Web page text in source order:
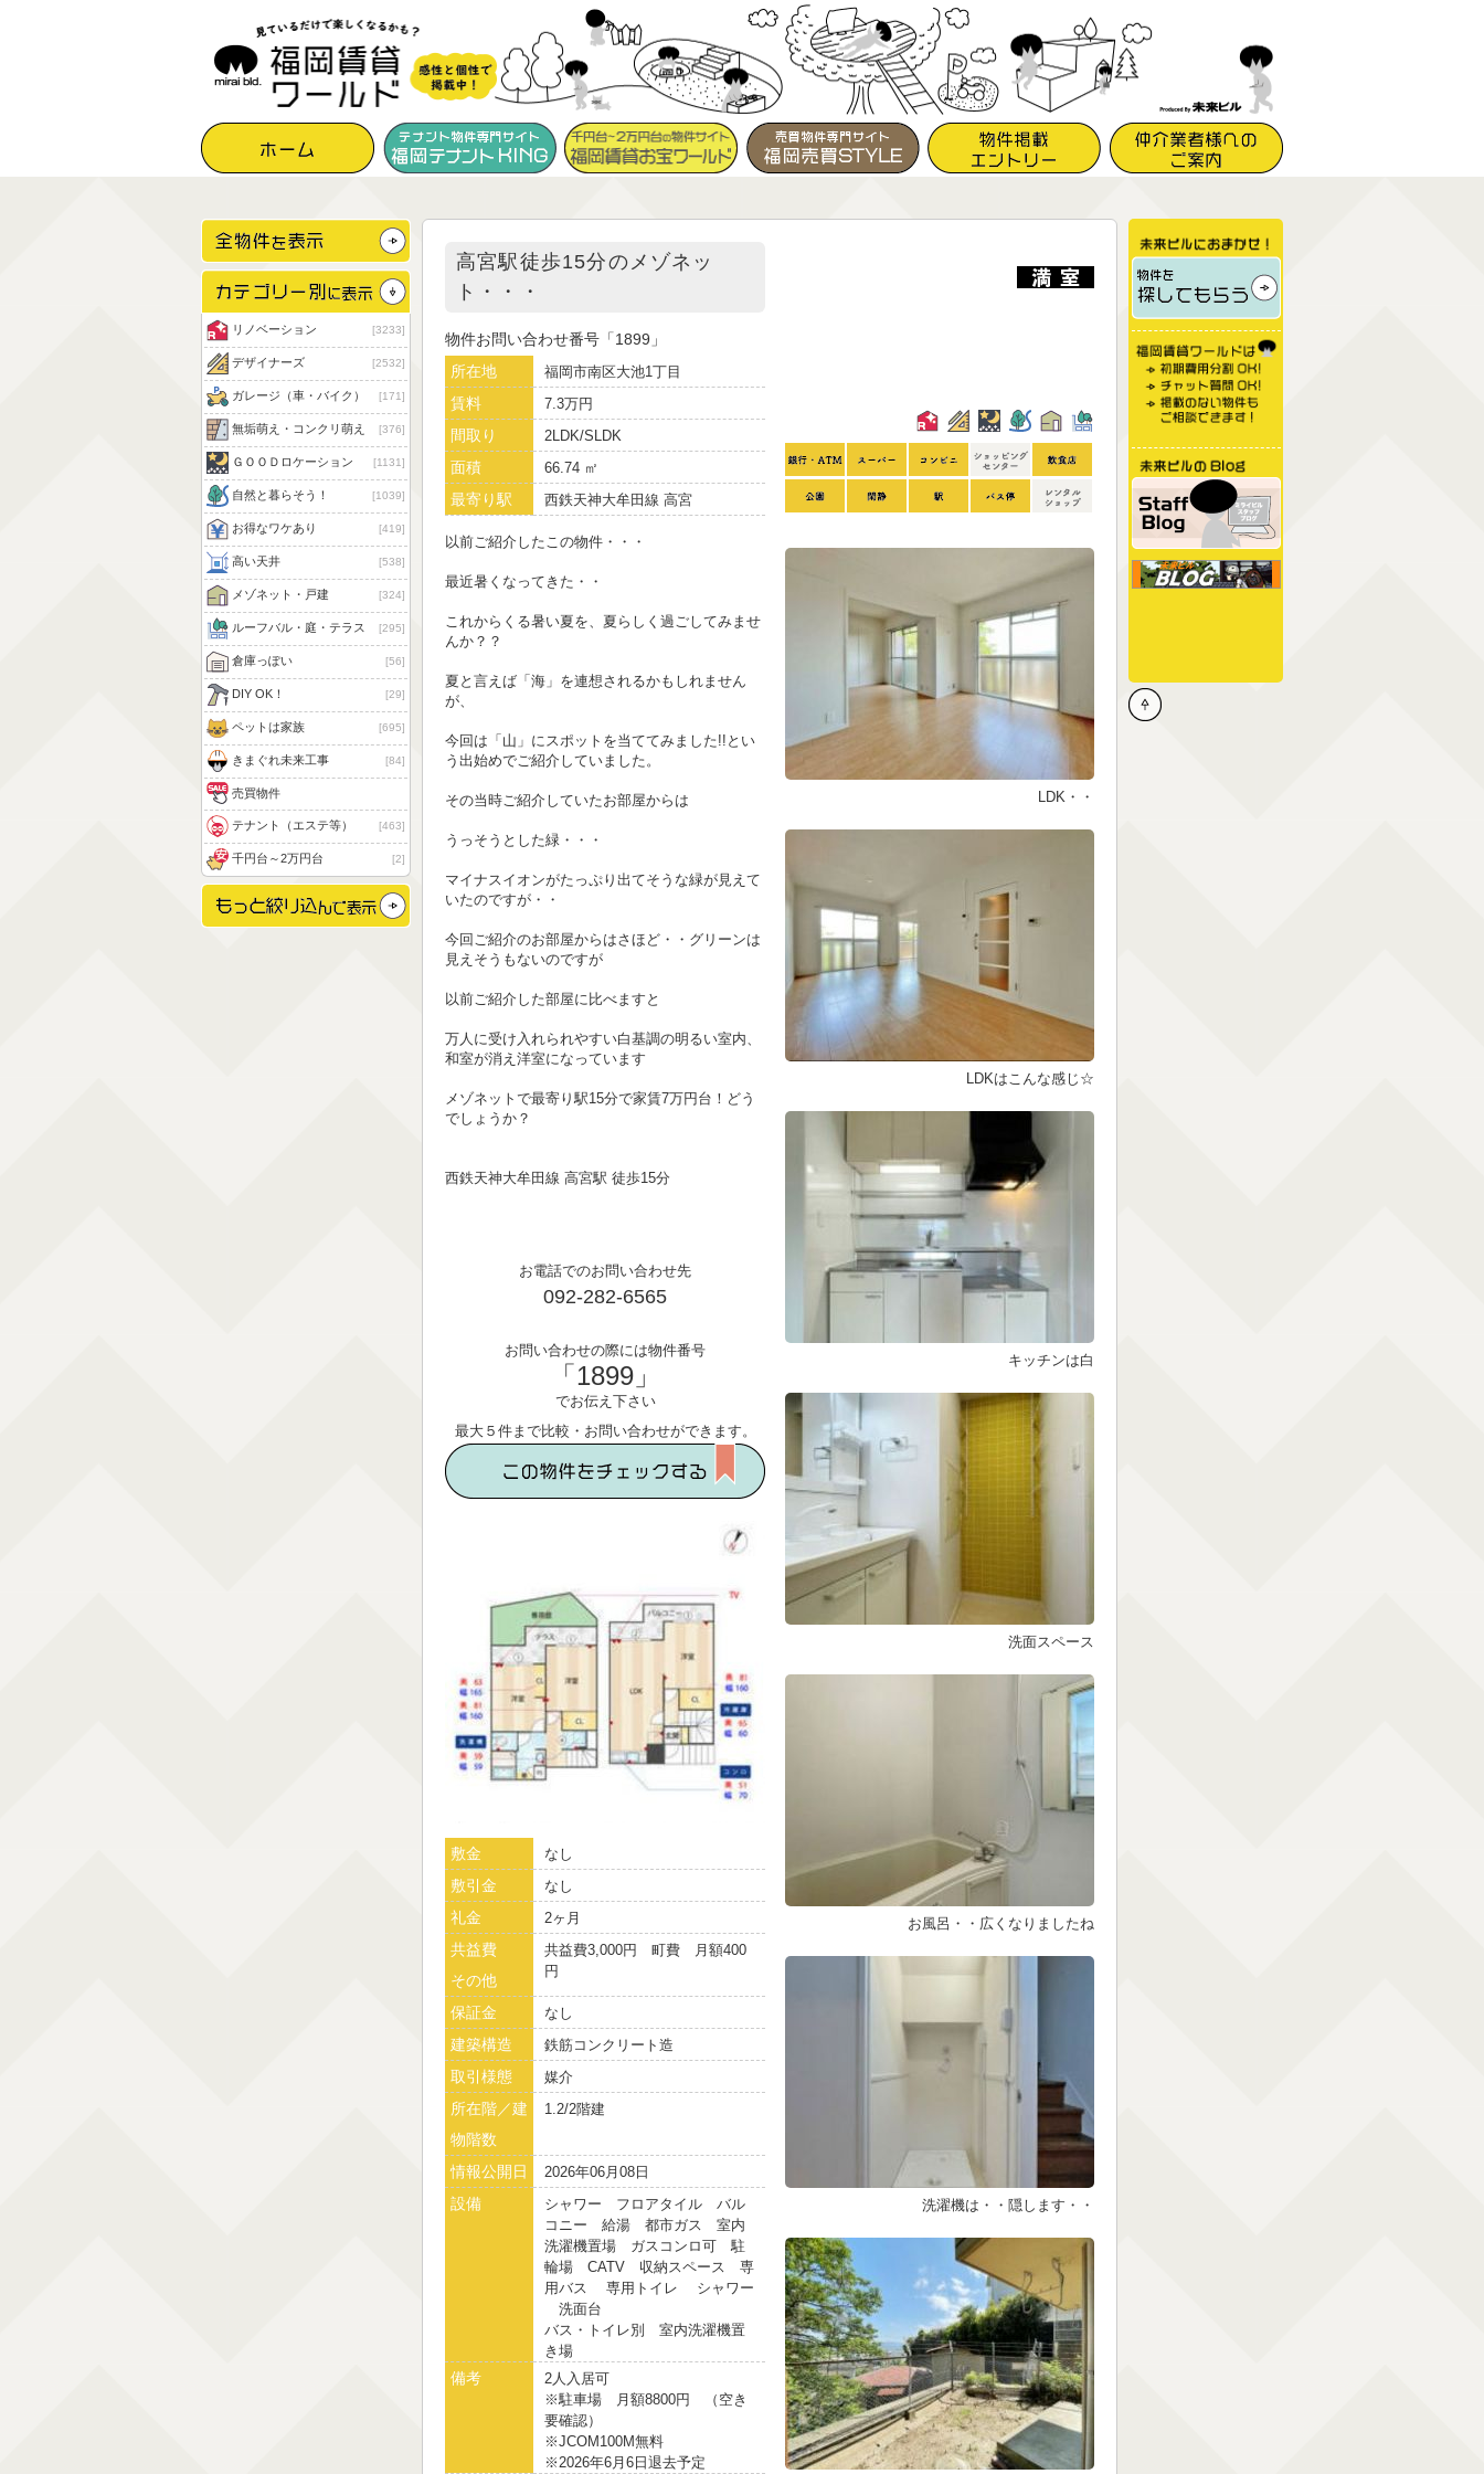
リノベーション 3233
デザイナーズ 2532
ガレージ（車・バイク） 171
無垢萌え・コンクリ萌え 376
ＧＯＯＤロケーション 1131
自然と暮らそう！ 1039
お得なワケあり 419
高い天井 538
メゾネット・戸建 324
ルーフバル・庭・テラス 295
倉庫っぽい 56
DIY OK！ 29
ペットは家族 695
きまぐれ未来工事 84
売買物件
テナント（エステ等） 463
千円台～2万円台 2
高宮駅徒歩15分のメゾネッ
ト・・・
物件お問い合わせ番号
1899
所在地
福岡市南区大池1丁目
賃料 7.3万円
間取り 2LDK/SLDK
面積 66.74 ㎡
最寄り駅 西鉄天神大牟田線 高宮
以前ご紹介したこの物件・・・
最近暑くなってきた・・
これからくる暑い夏を、夏らしく過ごしてみませ
んか？？
夏と言えば「海」を連想されるかもしれません
が、
今回は「山」にスポットを当ててみました!!とい
う出始めでご紹介していました。
その当時ご紹介していたお部屋からは
うっそうとした緑・・・
マイナスイオンがたっぷり出てそうな緑が見えて
いたのですが・・
今回ご紹介のお部屋からはさほど・・グリーンは
見えそうもないのですが
以前ご紹介した部屋に比べますと
万人に受け入れられやすい白基調の明るい室内、
和室が消え洋室になっています
メゾネットで最寄り駅15分で家賃7万円台！どう
でしょうか？
西鉄天神大牟田線 高宮駅 徒歩15分
お電話でのお問い合わせ先
092-282-6565
お問い合わせの際には物件番号
「1899」
でお伝え下さい
最大５件まで比較・お問い合わせができます。
敷金 なし
敷引金 なし
礼金 2ヶ月
共益費
その他
共益費3,000円 町費 月額400
円
保証金 なし
建築構造 鉄筋コンクリート造
取引様態 媒介
所在階／建
物階数
1.2/2階建
情報公開日 2026年06月08日
設備
シャワー フロアタイル バル
コニー 給湯 都市ガス 室内
洗濯機置場 ガスコンロ可 駐
輪場 CATV 収納スペース 専
用バス 専用トイレ シャワー
洗面台
バス・トイレ別 室内洗濯機置
き場
備考
2人入居可
※駐車場 月額8800円 （空き
要確認）
※JCOM100M無料
※2026年6月6日退去予定
LDK・・
LDKはこんな感じ☆
キッチンは白
洗面スペース
お風呂・・広くなりましたね
洗濯機は・・隠します・・